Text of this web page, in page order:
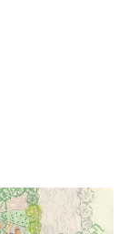
grazie
e il tramonto.